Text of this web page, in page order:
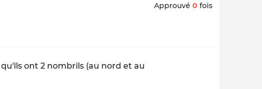
Approuvé 0 fois
ont 2 nombrils (au nord et au